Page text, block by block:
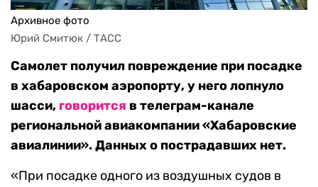
Архивное фото
Юрий Смитюк / ТАСС
Самолет получил повреждение при посадке
в хабаровском аэропорту, у него лопнуло
шасси, говорится в телеграм-канале
региональной авиакомпании «Хабаровские
авиалинии». Данных о пострадавших нет.
«При посадке одного из воздушных судов в